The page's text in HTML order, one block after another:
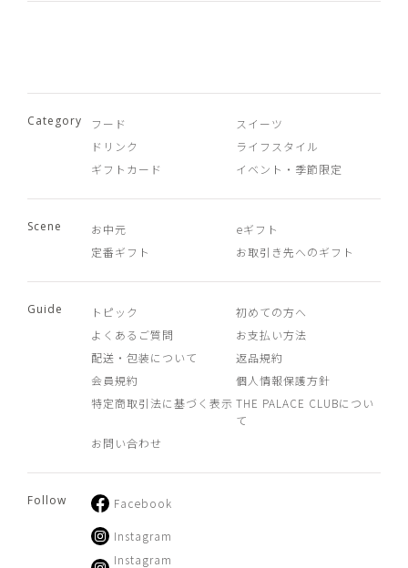
Category フード
スイーツ
ドリンク
ライフスタイル
ギフトカード
イベント・季節限定
Scene お中元
eギフト
定番ギフト
お取引き先へのギフト
Guide トピック
初めての方へ
よくあるご質問
お支払い方法
配送・包装について
返品規約
会員規約
個人情報保護方針
特定商取引法に基づく表示 THE PALACE CLUBについ
て
お問い合わせ
Follow Facebook
Instagram
Instagram